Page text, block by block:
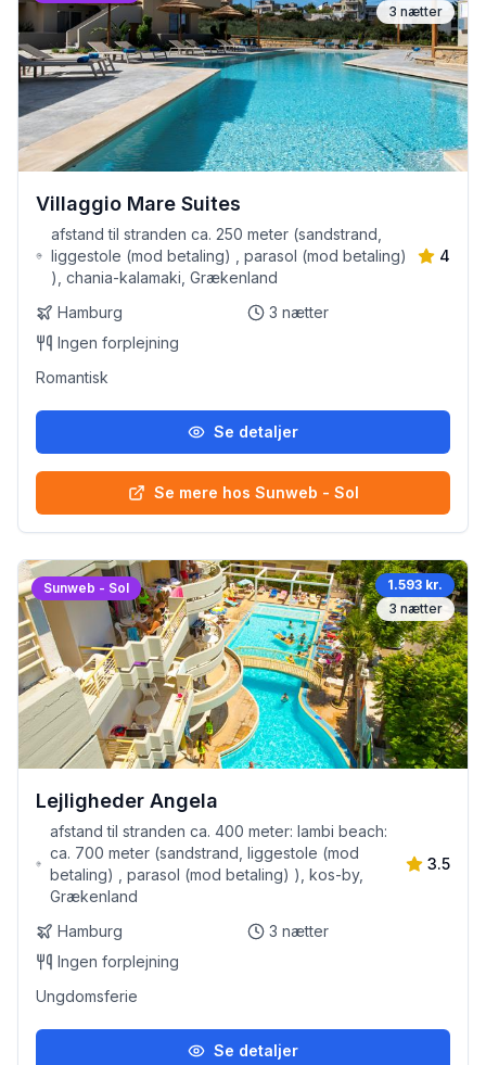
3 nætter
Villaggio Mare Suites
afstand til stranden ca. 250 meter (sandstrand,
liggestole (mod betaling) , parasol (mod betaling)
), chania-kalamaki, Grækenland
4
Hamburg 3 nætter
Ingen forplejning
Romantisk
Se detaljer
Se mere hos Sunweb - Sol
Sunweb - Sol
1.593 kr.
3 nætter
Lejligheder Angela
afstand til stranden ca. 400 meter: lambi beach:
ca. 700 meter (sandstrand, liggestole (mod
betaling) , parasol (mod betaling) ), kos-by,
Grækenland
3.5
Hamburg 3 nætter
Ingen forplejning
Ungdomsferie
Se detaljer